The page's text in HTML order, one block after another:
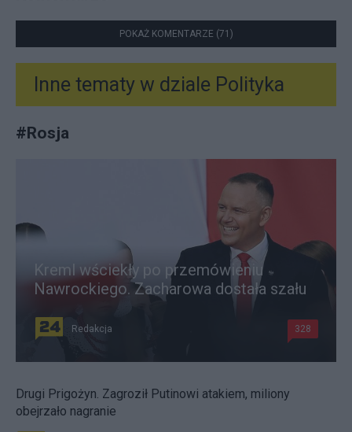
POKAŻ KOMENTARZE (71)
Inne tematy w dziale Polityka
#Rosja
Kreml wściekły po przemówieniu
Nawrockiego. Zacharowa dostała szału
Redakcja 328
Drugi Prigożyn. Zagroził Putinowi atakiem, miliony
obejrzało nagranie